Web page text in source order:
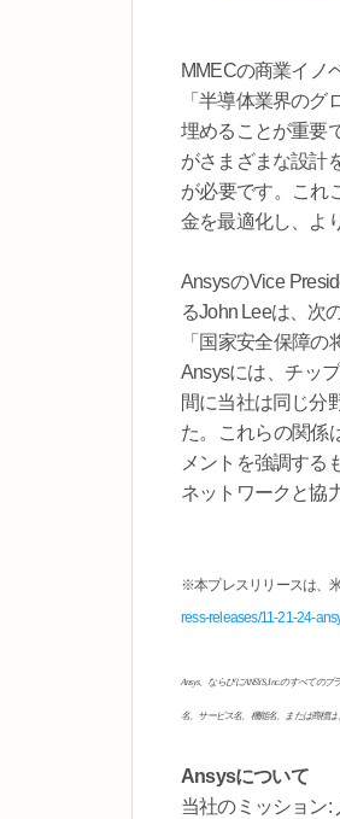
MMECの商業イノ
「半導体業界の
埋めることが重要
がさまざまな設計
が必要です。これ
金を最適化し、よ
AnsysのVice
るJohn Leeは、次
「国家安全保障
Ansysには、チッ
間に当社は同じ分
た。これらの関係
メントを強調する
ネットワークと協
※本プレスリリースは、
ress-releases/11-21-24-
Ansys、ならびにANSYS, Inc.のすべて
名、サービス名、機能名、または商標は
Ansysについて
当社のミッション